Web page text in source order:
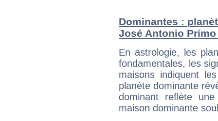
Dominantes :
José Antonio
En astrologie, les
fondamentales, les
maisons indiquent
planète dominante
dominant reflète
maison dominante